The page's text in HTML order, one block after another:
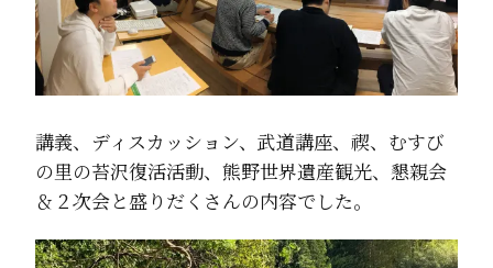
講義、ディスカッション、武道講座、禊、むすび
の里の苔沢復活活動、熊野世界遺産観光、懇親会
＆２次会と盛りだくさんの内容でした。